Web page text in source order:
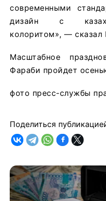
современными
дизайн с
колоритом», — сказал
Масштабное
Фараби пройдет
фото пресс-службы
Поделиться